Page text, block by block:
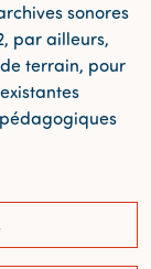
sonores
par ailleurs,
terrain, pour